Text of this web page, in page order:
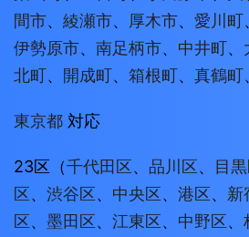
間市、 綾瀬市、 厚木市、 愛川町
伊勢原市、 南足柄市、 中井町、
北町、 開成町、 箱根町、 真鶴町
東京都 対応
23区（千代田区、 品川区、 目
区、 渋谷区、 中央区、 港区、 新
区、 墨田区、 江東区、 中野区、